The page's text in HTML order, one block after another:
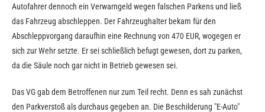
Autofahrer dennoch ein Verwarngeld wegen falschen Parkens und ließ
das Fahrzeug abschleppen. Der Fahrzeughalter bekam für den
Abschleppvorgang daraufhin eine Rechnung von 470 EUR, wogegen er
sich zur Wehr setzte. Er sei schließlich befugt gewesen, dort zu parken,
da die Säule noch gar nicht in Betrieb gewesen sei.
Das VG gab dem Betroffenen nur zum Teil recht. Denn es sah zunächst
den Parkverstoß als durchaus gegeben an. Die Beschilderung "E-Auto"